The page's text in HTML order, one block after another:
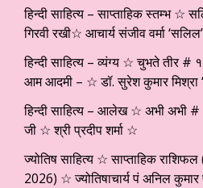
हिन्दी साहित्य – साप्ताहिक स्तम्भ ☆
गिरवी रखी☆ आचार्य संजीव वर्मा
हिन्दी साहित्य – व्यंग्य ☆ चुभते तीर
आम आदमी – ☆ डॉ. सुरेश कुमार मिश्रा
हिन्दी साहित्य – आलेख ☆ अभी अभी
जी ☆ श्री प्रदीप शर्मा ☆
ज्योतिष साहित्य ☆ साप्ताहिक
2026) ☆ ज्योतिषाचार्य पं अनिल